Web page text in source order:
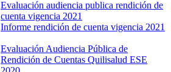
Evaluación audiencia publica rendición de
cuenta vigencia 2021
Informe rendición de cuenta vigencia 2021
Evaluación Audiencia Pública de
Rendición de Cuentas Quilisalud ESE